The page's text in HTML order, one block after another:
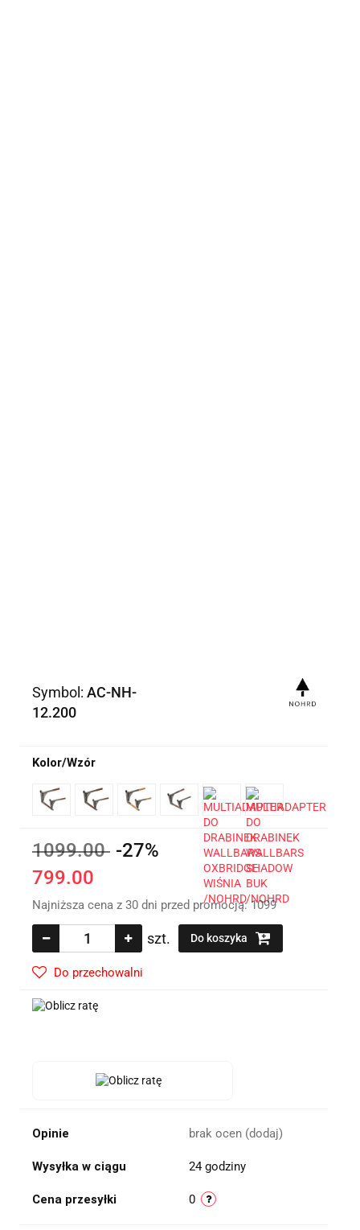
Symbol: AC-NH-
12.200
Kolor/Wzór
1099.00 -27%
799.00
Najniższa cena z 30 dni przed promocją: 1099
szt. Do koszyka
Do przechowalni
Opinie brak ocen (dodaj)
Wysyłka w ciągu 24 godziny
Cena przesyłki 0